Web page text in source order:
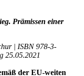
Prämissen einer
| ISBN 978-3-
25.05.2021
der EU-weiten